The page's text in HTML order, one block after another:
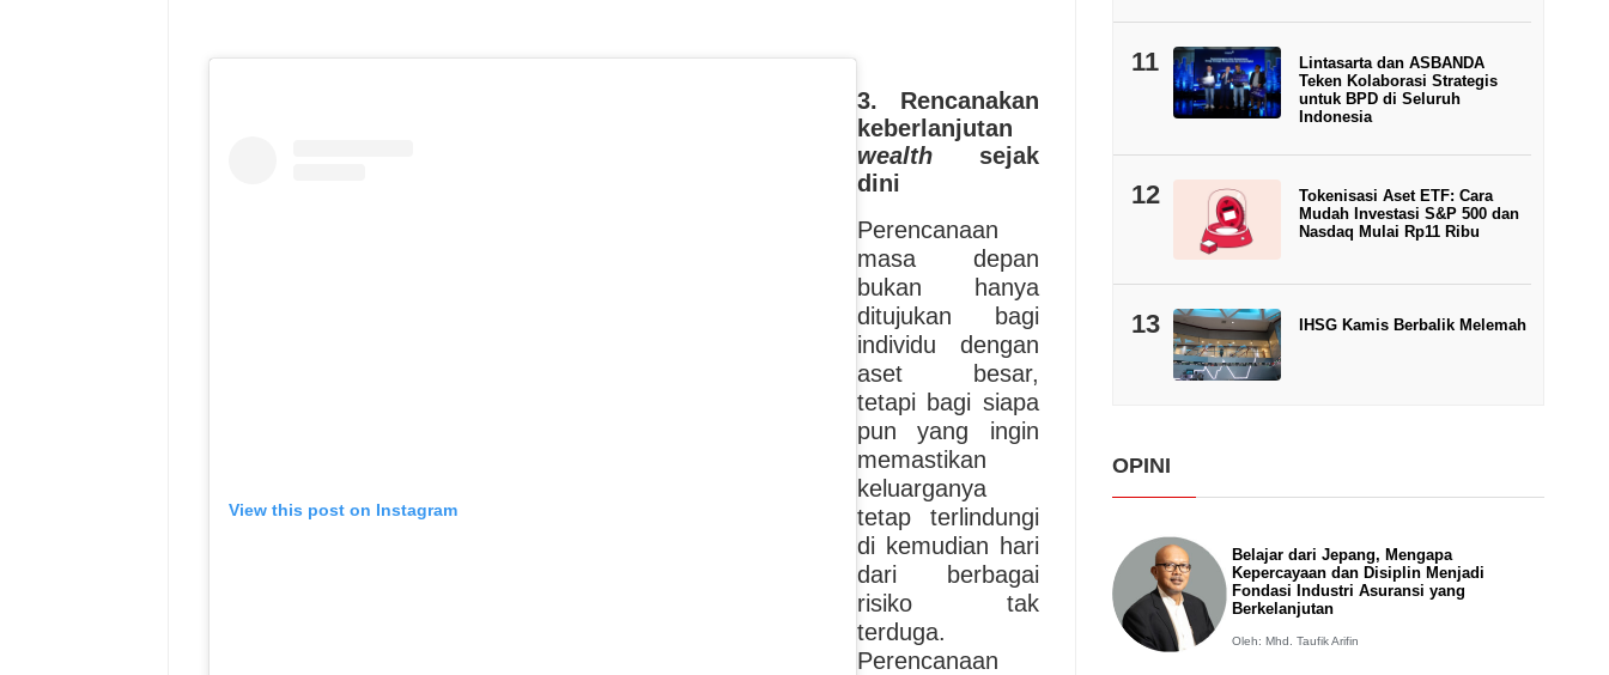
View this post on Instagram
3. Rencanakan
keberlanjutan
wealthsejak
dini
Perencanaan
masa depan
bukan hanya
ditujukan bagi
individu dengan
aset besar,
tetapi bagi siapa
pun yang ingin
memastikan
keluarganya
tetap terlindungi
di kemudian hari
dari berbagai
risiko tak
terduga.
Perencanaan
11
Lintasarta dan ASBANDA
Teken Kolaborasi Strategis
untuk BPD di Seluruh
Indonesia
12
Tokenisasi Aset ETF: Cara
Mudah Investasi S&P 500 dan
Nasdaq Mulai Rp11 Ribu
13 IHSG Kamis Berbalik Melemah
OPINI
Belajar dari Jepang, Mengapa
Kepercayaan dan Disiplin Menjadi
Fondasi Industri Asuransi yang
Berkelanjutan
Oleh: Mhd. Taufik Arifin